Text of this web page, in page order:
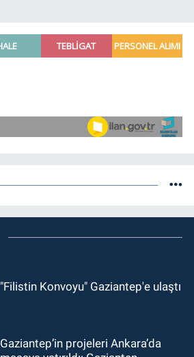
"Filistin Konvoyu" Gaziantep'e ulaştı
Gaziantep’in projeleri Ankara’da